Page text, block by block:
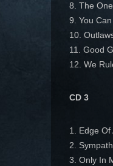
8. The
9. You
10.
11. Good
12. We
CD 3
1. Edge Of
2.
3. Only In